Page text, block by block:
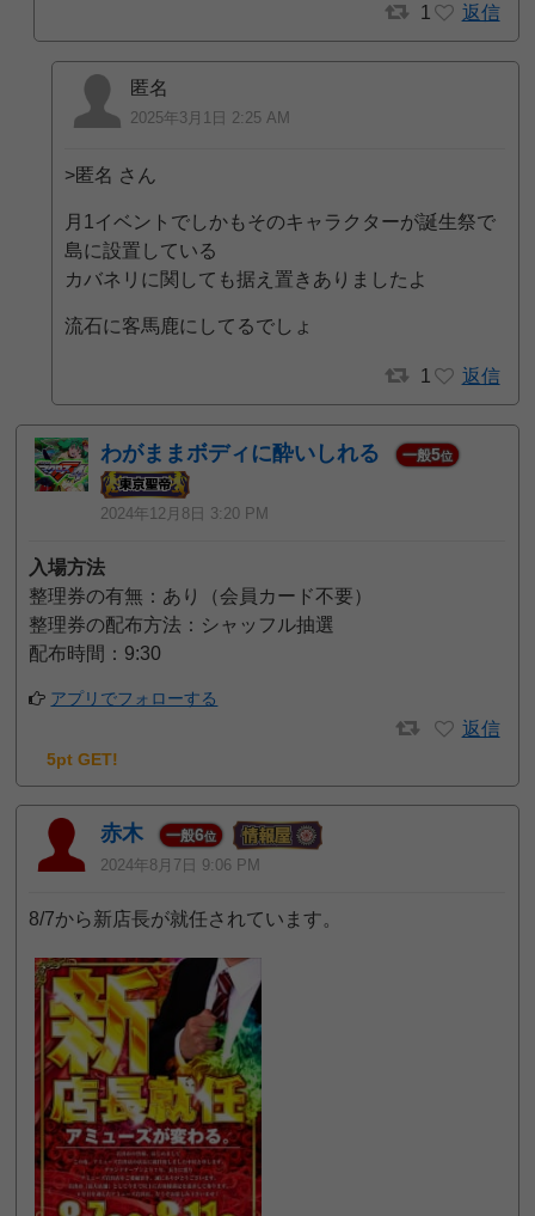
1 返信
匿名
2025年3月1日 2:25 AM
>匿名 さん
月1イベントでしかもそのキャラクターが誕生祭で
島に設置している
カバネリに関しても据え置きありましたよ
流石に客馬鹿にしてるでしょ
1 返信
わがままボディに酔いしれる 一般5位
2024年12月8日 3:20 PM
入場方法
整理券の有無：あり（会員カード不要）
整理券の配布方法：シャッフル抽選
配布時間：9:30
アプリでフォローする
返信
5pt GET!
赤木 一般6位
2024年8月7日 9:06 PM
8/7から新店長が就任されています。